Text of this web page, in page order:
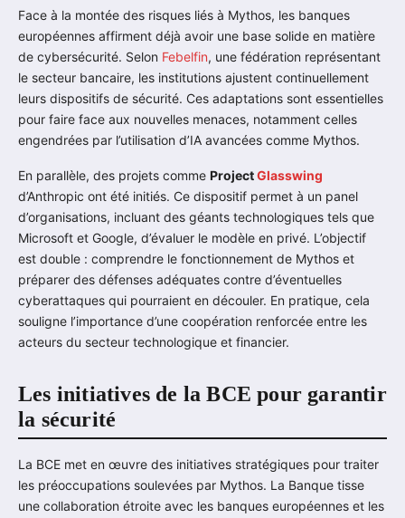
Face à la montée des risques liés à Mythos, les banques
européennes affirment déjà avoir une base solide en matière
de cybersécurité. Selon Febelfin, une fédération représentant
le secteur bancaire, les institutions ajustent continuellement
leurs dispositifs de sécurité. Ces adaptations sont essentielles
pour faire face aux nouvelles menaces, notamment celles
engendrées par l’utilisation d’IA avancées comme Mythos.
En parallèle, des projets comme ProjectGlasswing
d’Anthropic ont été initiés. Ce dispositif permet à un panel
d’organisations, incluant des géants technologiques tels que
Microsoft et Google, d’évaluer le modèle en privé. L’objectif
est double : comprendre le fonctionnement de Mythos et
préparer des défenses adéquates contre d’éventuelles
cyberattaques qui pourraient en découler. En pratique, cela
souligne l’importance d’une coopération renforcée entre les
acteurs du secteur technologique et financier.
Les initiatives de la BCE pour garantir
la sécurité
La BCE met en œuvre des initiatives stratégiques pour traiter
les préoccupations soulevées par Mythos. La Banque tisse
une collaboration étroite avec les banques européennes et les